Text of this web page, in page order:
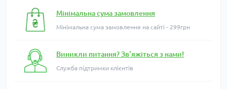
Мінімальна сума замовлення
Мінімальна сума замовлення на сайті - 299грн
Виникли питання? Зв'яжіться з нами!
Служба підтримки клієнтів